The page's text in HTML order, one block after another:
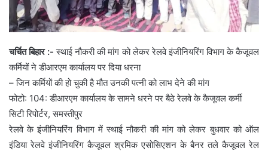
चर्चित बिहार :-स्थाई नौकरी की मांग को लेकर रेलवे इंजीनियरिंग विभाग के कैजूवल
कर्मियों ने डीआरएम कार्यालय पर दिया धरना
– जिन कर्मियों की हो चुकी है मौत उनकी पत्नी को लाभ देने की मांग
फोटो: 104: डीआरएम कार्यालय के सामने धरने पर बैठे रेलवे के कैजूवल कर्मी
सिटी रिपोर्टर, समस्तीपुर
रेलवे के इंजीनियरिंग विभाग में स्थाई नौकरी की मांग को लेकर बुधवार को ऑल
इंडिया रेलवे इंजीनियरिंग कैजूवल श्रमिक एसोसिएशन के बैनर तले कैजूवल रेल